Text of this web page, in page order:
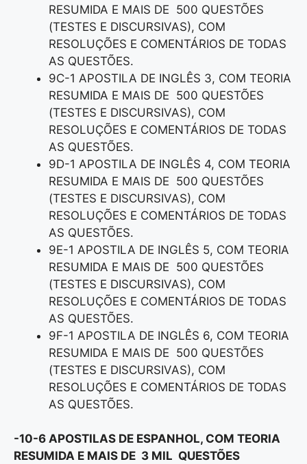
RESUMIDA E MAIS DE 500 QUESTÕES
(TESTES E DISCURSIVAS), COM
RESOLUÇÕES E COMENTÁRIOS DE TODAS
AS QUESTÕES.
9C-1 APOSTILA DE INGLÊS 3, COM TEORIA
RESUMIDA E MAIS DE 500 QUESTÕES
(TESTES E DISCURSIVAS), COM
RESOLUÇÕES E COMENTÁRIOS DE TODAS
AS QUESTÕES.
9D-1 APOSTILA DE INGLÊS 4, COM TEORIA
RESUMIDA E MAIS DE 500 QUESTÕES
(TESTES E DISCURSIVAS), COM
RESOLUÇÕES E COMENTÁRIOS DE TODAS
AS QUESTÕES.
9E-1 APOSTILA DE INGLÊS 5, COM TEORIA
RESUMIDA E MAIS DE 500 QUESTÕES
(TESTES E DISCURSIVAS), COM
RESOLUÇÕES E COMENTÁRIOS DE TODAS
AS QUESTÕES.
9F-1 APOSTILA DE INGLÊS 6, COM TEORIA
RESUMIDA E MAIS DE 500 QUESTÕES
(TESTES E DISCURSIVAS), COM
RESOLUÇÕES E COMENTÁRIOS DE TODAS
AS QUESTÕES.
-10-6 APOSTILAS DE ESPANHOL, COM TEORIA
RESUMIDA E MAIS DE 3 MIL QUESTÕES